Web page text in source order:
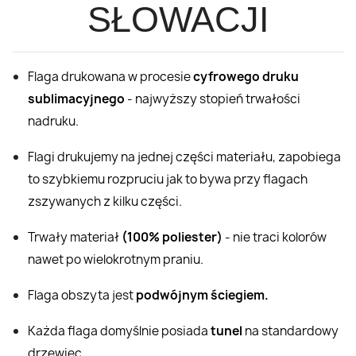
SŁOWACJI
Flaga drukowana w procesiecyfrowego druku
sublimacyjnego - najwyższy stopień trwałości
nadruku.
Flagi drukujemy na jednej części materiału, zapobiega
to szybkiemu rozpruciu jak to bywa przy flagach
zszywanych z kilku części.
Trwały materiał (100% poliester) - nie traci kolorów
nawet po wielokrotnym praniu.
Flaga obszyta jestpodwójnym ściegiem.
Każda flaga domyślnie posiadatunel na standardowy